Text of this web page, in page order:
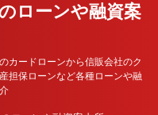
ローンや融資案
カードローンから信販会社のク
担保ローンなど各種ローンや融